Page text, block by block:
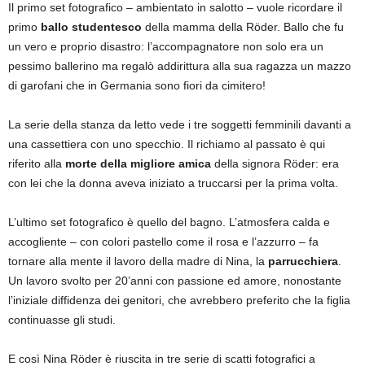
Il primo set fotografico – ambientato in salotto – vuole ricordare il
primo ballo studentesco della mamma della Röder. Ballo che fu
un vero e proprio disastro: l’accompagnatore non solo era un
pessimo ballerino ma regalò addirittura alla sua ragazza un mazzo
di garofani che in Germania sono fiori da cimitero!
La serie della stanza da letto vede i tre soggetti femminili davanti a
una cassettiera con uno specchio. Il richiamo al passato è qui
riferito alla morte della migliore amica della signora Röder: era
con lei che la donna aveva iniziato a truccarsi per la prima volta.
L’ultimo set fotografico è quello del bagno. L’atmosfera calda e
accogliente – con colori pastello come il rosa e l’azzurro – fa
tornare alla mente il lavoro della madre di Nina, la parrucchiera
Un lavoro svolto per 20’anni con passione ed amore, nonostante
l’iniziale diffidenza dei genitori, che avrebbero preferito che la figlia
continuasse gli studi.
E così Nina Röder è riuscita in tre serie di scatti fotografici a